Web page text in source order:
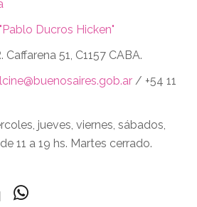
Ducros Hicken"
Caffarena 51, C1157 CABA.
/ +54 11
jueves, viernes, sábados,
11 a 19 hs. Martes cerrado.